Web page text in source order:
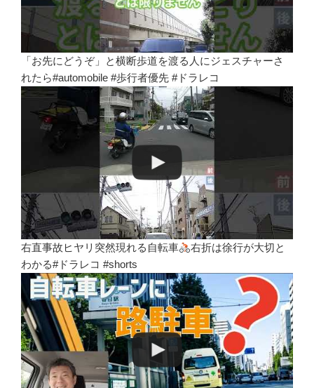
「お先にどうぞ」と横断歩道を渡る人にジェスチャーさ
れたら#automobile #歩行者優先 #ドラレコ
右直事故ヒヤリ突然現れる自転車
右折は徐行が大切と
わかる#ドラレコ #shorts